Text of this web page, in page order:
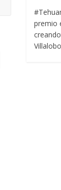
premio